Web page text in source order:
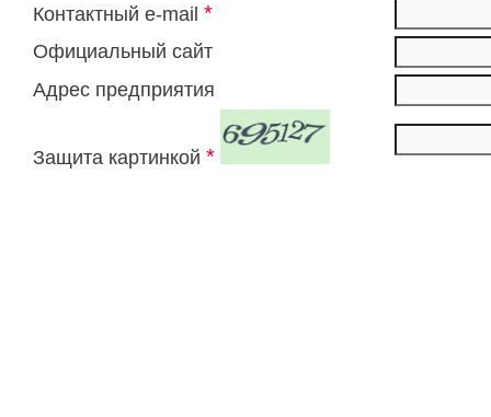
Контактный e-mail *
Официальный сайт
Адрес предприятия
Защита картинкой *